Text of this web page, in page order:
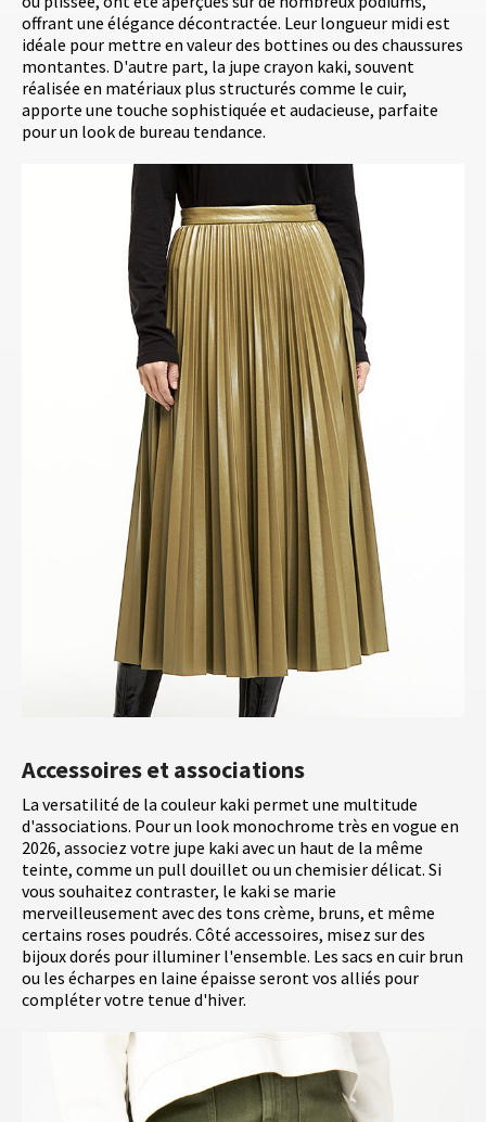
offrant une élégance décontractée. Leur longueur midi est
idéale pour mettre en valeur des bottines ou des chaussures
montantes. D'autre part, la jupe crayon kaki, souvent
réalisée en matériaux plus structurés comme le cuir,
apporte une touche sophistiquée et audacieuse, parfaite
pour un look de bureau tendance.
Accessoires et associations
La versatilité de la couleur kaki permet une multitude
d'associations. Pour un look monochrome très en vogue en
2026, associez votre jupe kaki avec un haut de la même
teinte, comme un pull douillet ou un chemisier délicat. Si
vous souhaitez contraster, le kaki se marie
merveilleusement avec des tons crème, bruns, et même
certains roses poudrés. Côté accessoires, misez sur des
bijoux dorés pour illuminer l'ensemble. Les sacs en cuir brun
ou les écharpes en laine épaisse seront vos alliés pour
compléter votre tenue d'hiver.